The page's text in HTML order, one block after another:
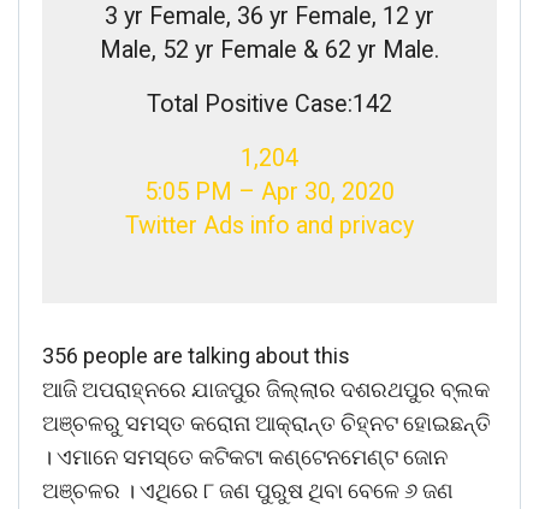
3 yr Female, 36 yr Female, 12 yr
Male, 52 yr Female & 62 yr Male.
Total Positive Case:142
1,204
5:05 PM – Apr 30, 2020
Twitter Ads info and privacy
356 people are talking about this
ଆଜି ଅପରାହ୍ନରେ ଯାଜପୁର ଜିଲ୍ଲାର ଦଶରଥପୁର ବ୍ଲକ
ଅଞ୍ଚଳରୁ ସମସ୍ତ କରୋନା ଆକ୍ରାନ୍ତ ଚିହ୍ନଟ ହୋଇଛନ୍ତି
। ଏମାନେ ସମସ୍ତେ କଟିକଟା କଣ୍ଟେନମେଣ୍ଟ ଜୋନ
ଅଞ୍ଚଳର । ଏଥିରେ ୮ ଜଣ ପୁରୁଷ ଥିବା ବେଳେ ୬ ଜଣ